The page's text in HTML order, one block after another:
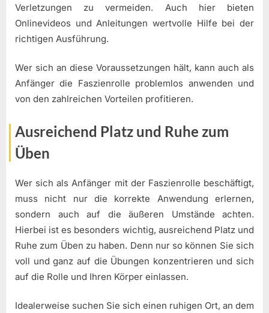
Verletzungen zu vermeiden. Auch hier bieten
Onlinevideos und Anleitungen wertvolle Hilfe bei der
richtigen Ausführung.
Wer sich an diese Voraussetzungen hält, kann auch als
Anfänger die Faszienrolle problemlos anwenden und
von den zahlreichen Vorteilen profitieren.
Ausreichend Platz und Ruhe zum
Üben
Wer sich als Anfänger mit der Faszienrolle beschäftigt,
muss nicht nur die korrekte Anwendung erlernen,
sondern auch auf die äußeren Umstände achten.
Hierbei ist es besonders wichtig, ausreichend Platz und
Ruhe zum Üben zu haben. Denn nur so können Sie sich
voll und ganz auf die Übungen konzentrieren und sich
auf die Rolle und Ihren Körper einlassen.
Idealerweise suchen Sie sich einen ruhigen Ort, an dem